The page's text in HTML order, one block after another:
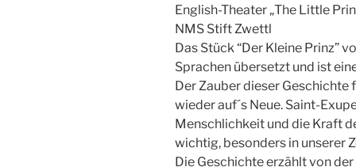
English-Theater „The Little
NMS Stift Zwettl
Das Stück “Der Kleine Prinz”
Sprachen übersetzt und ist
Der Zauber dieser
wieder auf´s Neue. Saint-
Menschlichkeit und die Kraft
wichtig, besonders in unserer
Die Geschichte erzählt von